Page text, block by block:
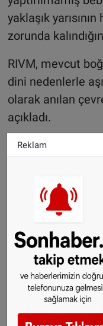
yaklaşık
zorunda
RIVM, mevcut
dini nedenlerle
olarak anılan
açıkladı.
©Sonhaber.eu
edebilirsiniz.
WhatsAppta
Hollanda ve
seçtiğimiz
gelsin!Abone
Sitemizde
hakkı
Reklam